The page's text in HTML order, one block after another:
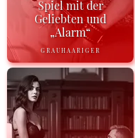
Spiel mit der
Geliebten und
„Alarm“
GRAUHAARIGER